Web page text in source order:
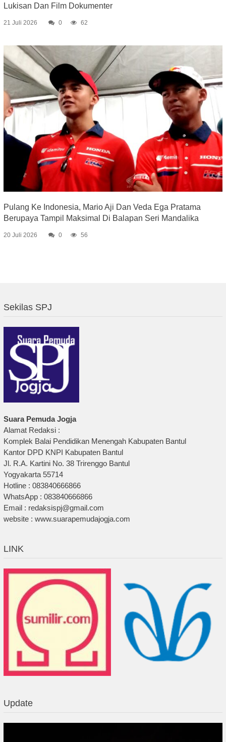
Lukisan Dan Film Dokumenter
21 Juli 2026 0 62
Pulang Ke Indonesia, Mario Aji Dan Veda Ega Pratama
Berupaya Tampil Maksimal Di Balapan Seri Mandalika
20 Juli 2026 0 56
Sekilas SPJ
Suara Pemuda Jogja
Alamat Redaksi :
Komplek Balai Pendidikan Menengah Kabupaten Bantul
Kantor DPD KNPI Kabupaten Bantul
Jl. R.A. Kartini No. 38 Trirenggo Bantul
Yogyakarta 55714
Hotline : 083840666866
WhatsApp : 083840666866
Email : redaksispj@gmail.com
website : www.suarapemudajogja.com
LINK
Update